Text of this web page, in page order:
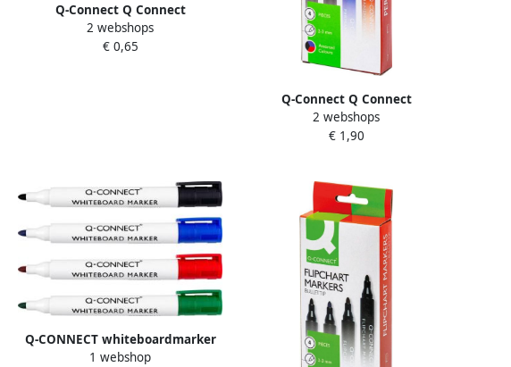
Q-Connect Q Connect
permanente marker schuine
punt blauw
2 webshops
€ 0,65
Q-Connect Q Connect
permanente marker ronde punt
geassorteerde kleuren etui van 4
2 webshops
€ 1,90
Q-CONNECT whiteboardmarker
in geassorteerde kleuren doosje
1 webshop